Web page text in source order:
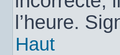
l’heure.
Haut